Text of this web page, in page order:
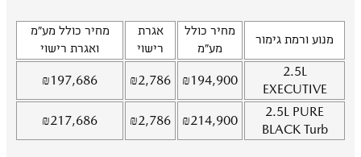
מנוע ורמת גימור
מחיר כולל
מע"מ
אגרת
רישוי
מחיר כולל מע"מ
ואגרת רישוי
2.5L
EXECUTIVE
₪194,900
₪2,786
₪197,686
2.5L PURE
BLACK Turb
₪214,900
₪2,786
₪ 217,686